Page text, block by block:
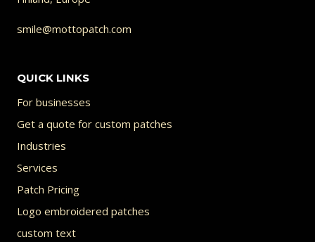
PERDRE
smile@mottopatch.com
QUICK LINKS
For businesses
Get a quote for custom patches
Industries
Services
Patch Pricing
Logo embroidered patches
custom text